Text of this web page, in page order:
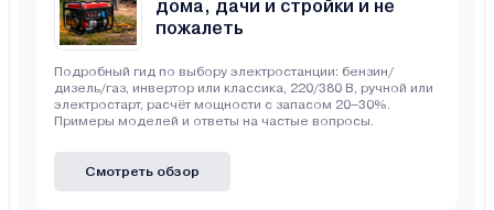
дома, дачи и стройки и не
пожалеть
Подробный гид по выбору электростанции: бензин/
дизель/газ, инвертор или классика, 220/380 В, ручной или
электростарт, расчёт мощности с запасом 20–30%.
Примеры моделей и ответы на частые вопросы.
Смотреть обзор